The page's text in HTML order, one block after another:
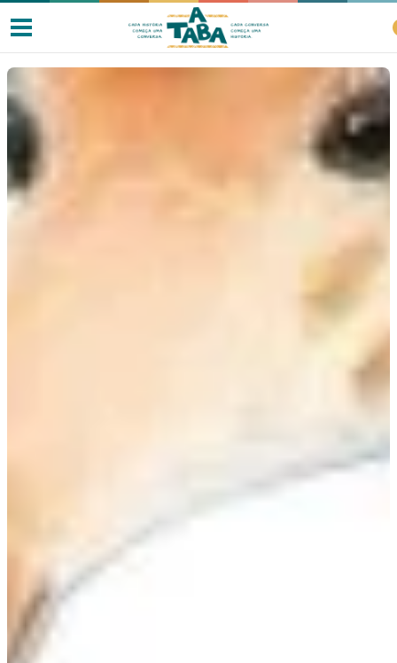
Resenhas
Colecionáveis
Cursos On line